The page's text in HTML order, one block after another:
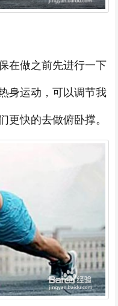
在做之前先进行一下
身运动，可以调节我
更快的去做俯卧撑。